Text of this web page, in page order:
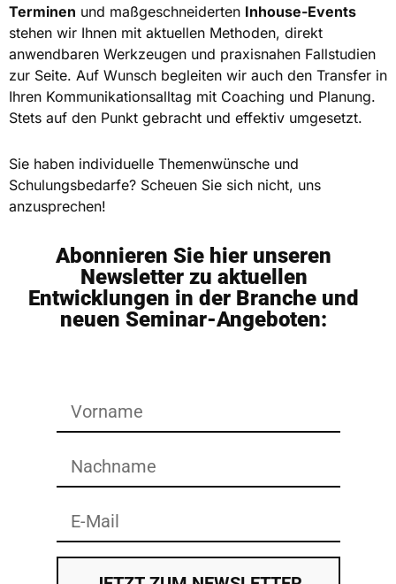
Terminen und maßgeschneiderten Inhouse-Events
stehen wir Ihnen mit aktuellen Methoden, direkt
anwendbaren Werkzeugen und praxisnahen Fallstudien
zur Seite. Auf Wunsch begleiten wir auch den Transfer in
Ihren Kommunikationsalltag mit Coaching und Planung.
Stets auf den Punkt gebracht und effektiv umgesetzt.
Sie haben individuelle Themenwünsche und
Schulungsbedarfe? Scheuen Sie sich nicht, uns
anzusprechen!
Abonnieren Sie hier unseren
Newsletter zu aktuellen
Entwicklungen in der Branche und
neuen Seminar-Angeboten: